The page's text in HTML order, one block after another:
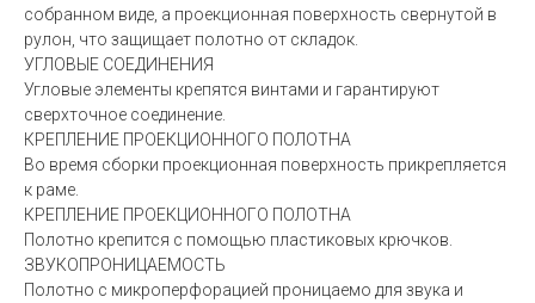
собранном виде, а проекционная поверхность свернутой в
рулон, что защищает полотно от складок.
УГЛОВЫЕ СОЕДИНЕНИЯ
Угловые элементы крепятся винтами и гарантируют
сверхточное соединение.
КРЕПЛЕНИЕ ПРОЕКЦИОННОГО ПОЛОТНА
Во время сборки проекционная поверхность прикрепляется
к раме.
КРЕПЛЕНИЕ ПРОЕКЦИОННОГО ПОЛОТНА
Полотно крепится с помощью пластиковых крючков.
ЗВУКОПРОНИЦАЕМОСТЬ
Полотно с микроперфорацией проницаемо для звука и